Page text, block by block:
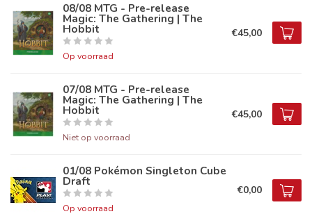
08/08 MTG - Pre-release
Magic: The Gathering | The
Hobbit
Op voorraad
€45,00
07/08 MTG - Pre-release
Magic: The Gathering | The
Hobbit
Niet op voorraad
€45,00
01/08 Pokémon Singleton Cube
Draft
Op voorraad
€0,00